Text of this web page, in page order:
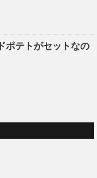
ポテトがセットなの